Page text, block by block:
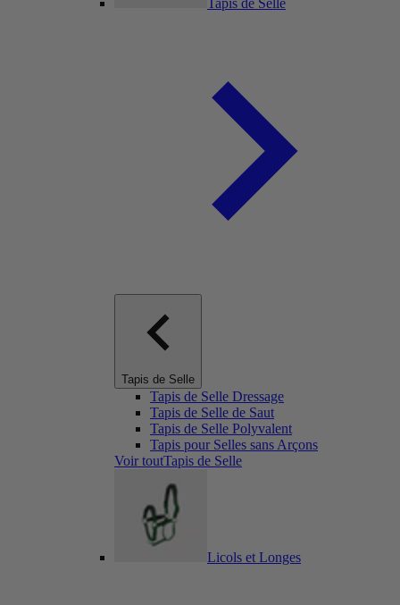
Tapis de Selle
Tapis de Selle Dressage
Tapis de Selle de Saut
Tapis de Selle Polyvalent
Tapis pour Selles sans Arçons
Voir toutTapis de Selle
Licols et Longes